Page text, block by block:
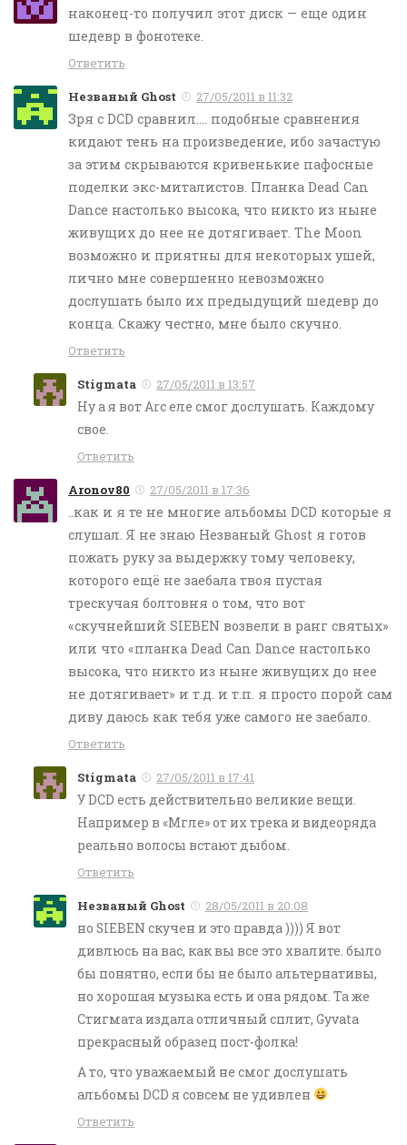
наконец-то получил этот диск — еще один
шедевр в фонотеке.
Ответить
Незваный Ghost 27/05/2011 в 11:32
Зря с DCD сравнил…. подобные сравнения
кидают тень на произведение, ибо зачастую
за этим скрываются кривенькие пафосные
поделки экс-миталистов. Планка Dead Can
Dance настолько высока, что никто из ныне
живущих до нее не дотягивает. The Moon
возможно и приятны для некоторых ушей,
лично мне совершенно невозможно
дослушать было их предыдущий шедевр до
конца. Скажу честно, мне было скучно.
Ответить
Stigmata 27/05/2011 в 13:57
Ну а я вот Arc еле смог дослушать. Каждому
свое.
Ответить
Aronov80 27/05/2011 в 17:36
..как и я те не многие альбомы DCD которые я
слушал. Я не знаю Незваный Ghost я готов
пожать руку за выдержку тому человеку,
которого ещё не заебала твоя пустая
трескучая болтовня о том, что вот
«скучнейший SIEBEN возвели в ранг святых»
или что «планка Dead Can Dance настолько
высока, что никто из ныне живущих до нее
не дотягивает» и т.д. и т.п. я просто порой сам
диву даюсь как тебя уже самого не заебало.
Ответить
Stigmata 27/05/2011 в 17:41
У DCD есть действительно великие вещи.
Например в «Мгле» от их трека и видеоряда
реально волосы встают дыбом.
Ответить
Незваный Ghost 28/05/2011 в 20:08
но SIEBEN скучен и это правда )))) Я вот
дивлюсь на вас, как вы все это хвалите. было
бы понятно, если бы не было альтернативы,
но хорошая музыка есть и она рядом. Та же
Стигмата издала отличный сплит, Gyvata
прекрасный образец пост-фолка!
А то, что уважаемый не смог дослушать
альбомы DCD я совсем не удивлен
Ответить